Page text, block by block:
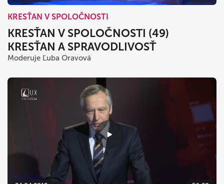
KRESŤAN V SPOLOČNOSTI
KRESŤAN V SPOLOČNOSTI (49)
KRESŤAN A SPRAVODLIVOSŤ
Moderuje Ľuba Oravová